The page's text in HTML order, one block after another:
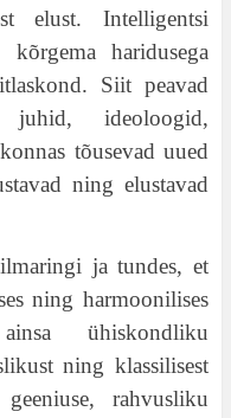
elust. Intelligentsi
haridusega
Siit peavad
juhid, ideoloogid,
tõusevad uued
ning elustavad
ja tundes, et
ning harmoonilises
ühiskondliku
ning klassilisest
rahvusliku